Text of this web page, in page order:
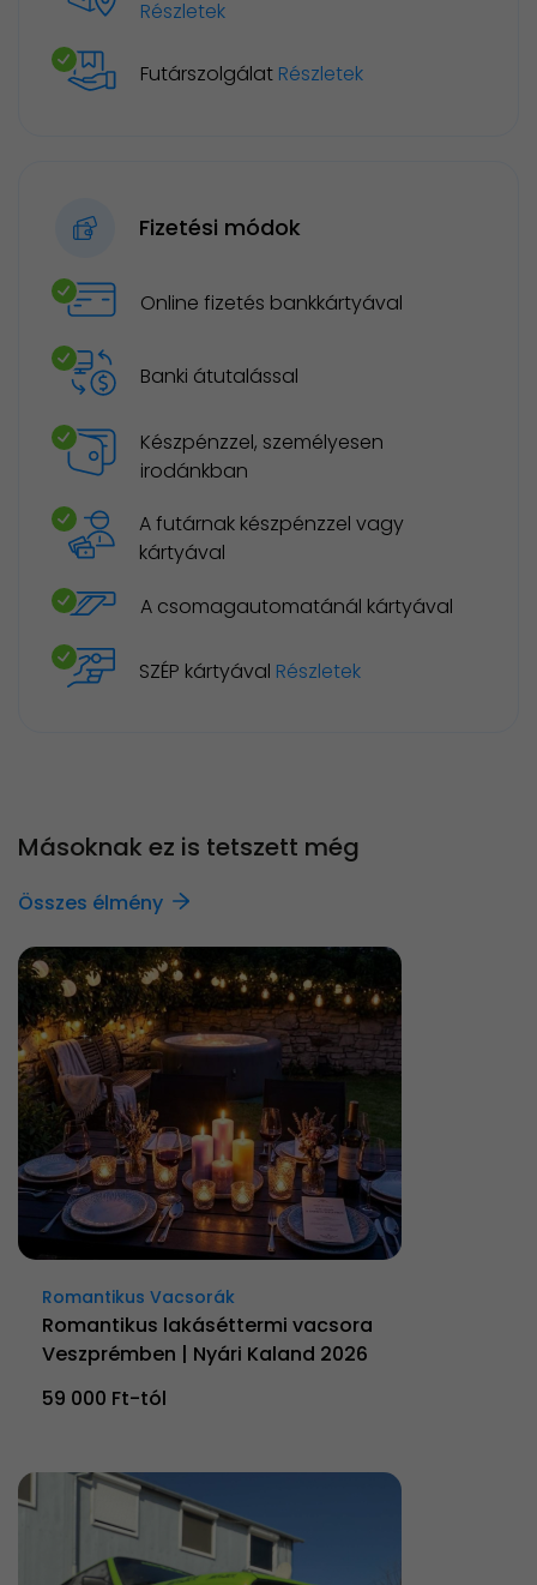
Részletek
Futárszolgálat Részletek
Fizetési módok
Online fizetés bankkártyával
Banki átutalással
Készpénzzel, személyesen
irodánkban
A futárnak készpénzzel vagy
kártyával
A csomagautomatánál kártyával
SZÉP kártyával Részletek
Másoknak ez is tetszett még
Összes élmény
Romantikus Vacsorák
Romantikus lakáséttermi vacsora
Veszprémben | Nyári Kaland 2026
59 000 Ft-tól